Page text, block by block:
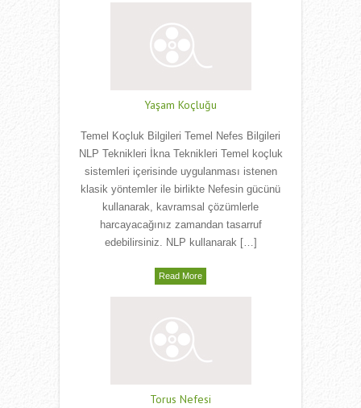
Yaşam Koçluğu
Temel Koçluk Bilgileri Temel Nefes Bilgileri
NLP Teknikleri İkna Teknikleri Temel koçluk
sistemleri içerisinde uygulanması istenen
klasik yöntemler ile birlikte Nefesin gücünü
kullanarak, kavramsal çözümlerle
harcayacağınız zamandan tasarruf
edebilirsiniz. NLP kullanarak […]
Read More
Torus Nefesi